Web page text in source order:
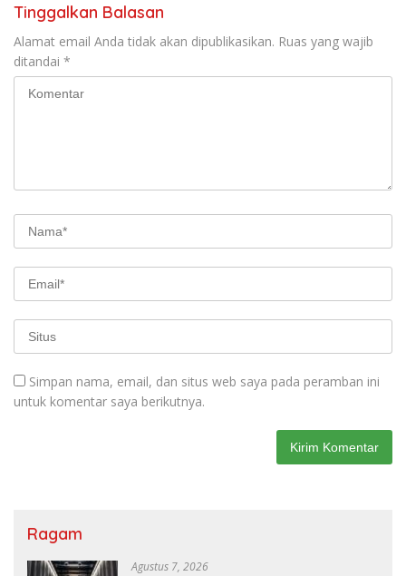
Tinggalkan Balasan
Alamat email Anda tidak akan dipublikasikan. Ruas yang wajib
ditandai *
Simpan nama, email, dan situs web saya pada peramban ini
untuk komentar saya berikutnya.
Ragam
Agustus 7, 2026